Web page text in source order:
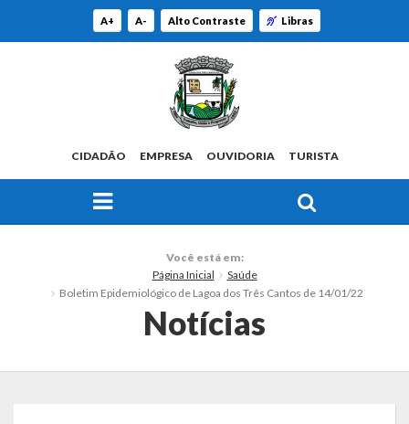
A+ A- Alto Contraste Libras
CIDADÃO EMPRESA OUVIDORIA TURISTA
Histórico
Você está em:
Página Inicial
Saúde
Boletim Epidemiológico de Lagoa dos Três Cantos de 14/01/22
Notícias